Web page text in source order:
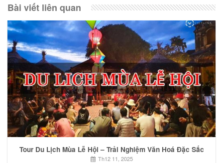
Bài viết liên quan
Tour Du Lịch Mùa Lễ Hội – Trải Nghiệm Văn Hoá Đặc Sắc
Th12 11, 2025